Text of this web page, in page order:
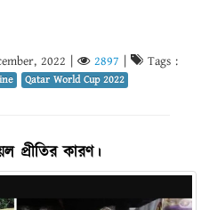
2022 2897 Tags :
Qatar World Cup 2022
প্রীতির কারণ।